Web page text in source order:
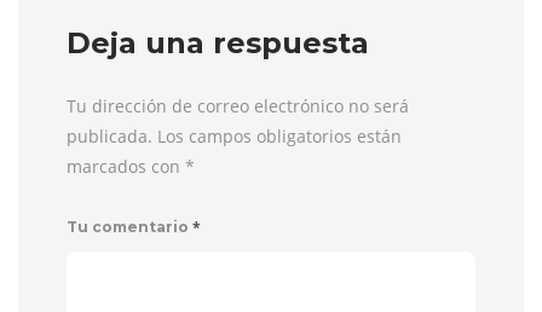
Deja una respuesta
Tu dirección de correo electrónico no será
publicada. Los campos obligatorios están
marcados con *
Tu comentario *